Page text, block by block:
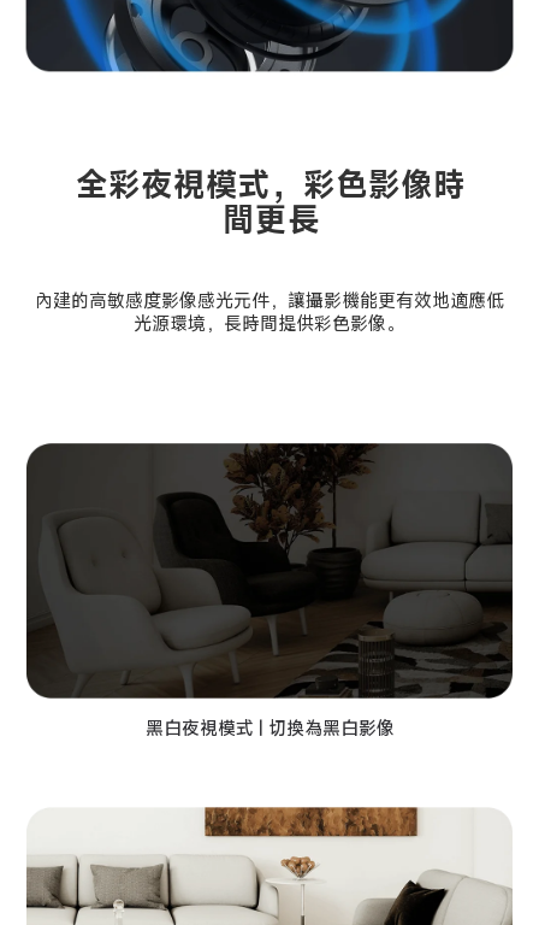
全彩夜視模式，彩色影像時
間更長
內建的高敏感度影像感光元件，讓攝影機能更有效地適應低
光源環境，長時間提供彩色影像。
黑白夜視模式 | 切換為黑白影像